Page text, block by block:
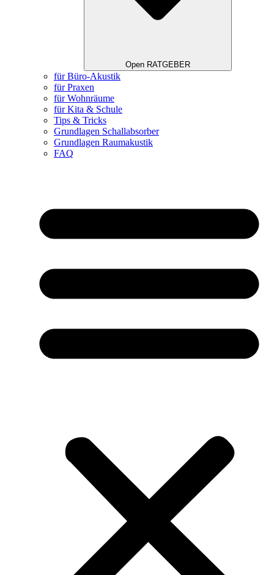
Open RATGEBER
für Büro-Akustik
für Praxen
für Wohnräume
für Kita & Schule
Tips & Tricks
Grundlagen Schallabsorber
Grundlagen Raumakustik
FAQ